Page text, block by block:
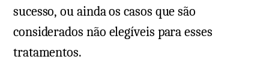
sucesso, ou ainda os casos que são
considerados não elegíveis para esses
tratamentos.